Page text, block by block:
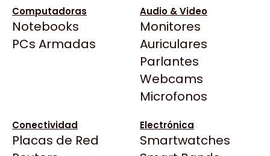
Computadoras
Notebooks
PCs Armadas
Audio & Video
Monitores
Auriculares
Parlantes
Webcams
Microfonos
Conectividad
Placas de Red
Electrónica
Smartwatches
BenQ
CX
Cooler Master
Deepcool
Dell
Todas las Tiendas
Click Gaming
Compufan Store
$31.407
Ver producto en la página de Gaming Point